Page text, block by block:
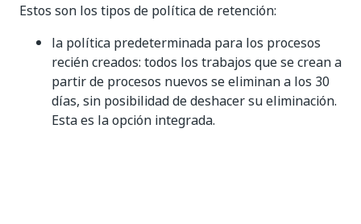
Estos son los tipos de política de retención:
la política predeterminada para los procesos
recién creados: todos los trabajos que se crean a
partir de procesos nuevos se eliminan a los 30
días, sin posibilidad de deshacer su eliminación.
Esta es la opción integrada.